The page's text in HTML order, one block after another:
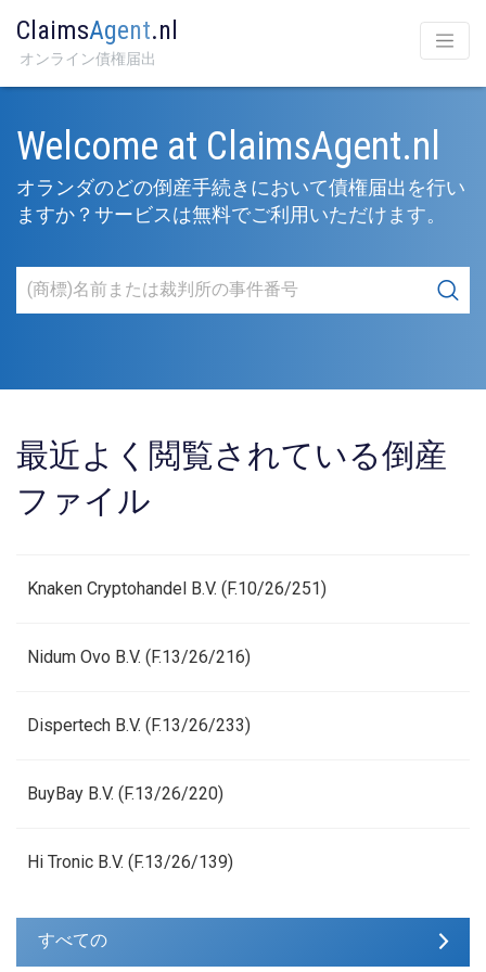
ClaimsAgent.nl
オンライン債権届出
Welcome at ClaimsAgent.nl
オランダのどの倒産手続きにおいて債権届出を行い
ますか？サービスは無料でご利用いただけます。
最近よく閲覧されている倒産
ファイル
Knaken Cryptohandel B.V. (F.10/26/251)
Nidum Ovo B.V. (F.13/26/216)
Dispertech B.V. (F.13/26/233)
BuyBay B.V. (F.13/26/220)
Hi Tronic B.V. (F.13/26/139)
すべての